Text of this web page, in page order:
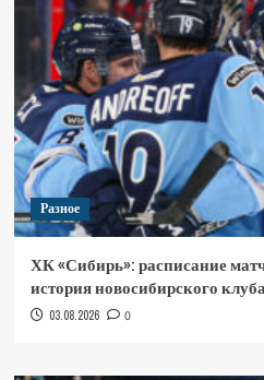
Разное
ХК «Сибирь»: расписание
история новосибирского
03.08.2026 0